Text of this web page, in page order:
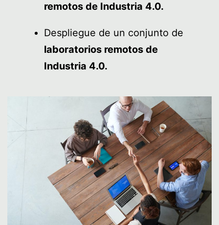
remotos de Industria 4.0.
Despliegue de un conjunto de
laboratorios remotos de
Industria 4.0.